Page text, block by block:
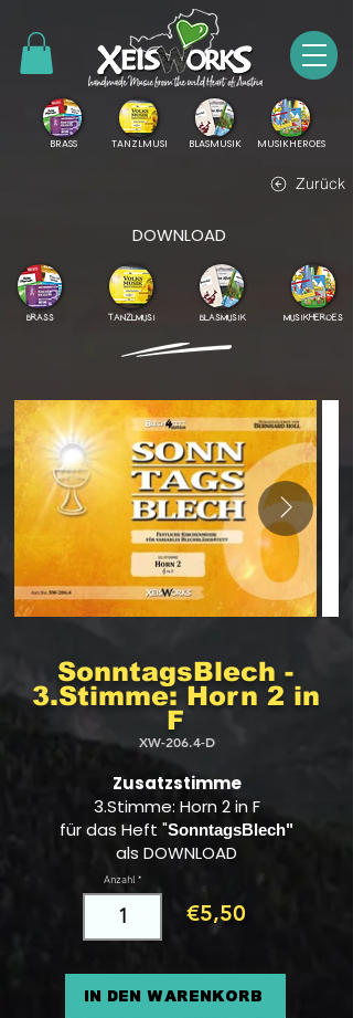
BRASS TANZLMUSI BLASMUSIK MUSIKHEROES
Zurück
DOWNLOAD
BRASS TANZLMUSI BLASMUSIK MUSIKHEROES
SonntagsBlech -
3.Stimme: Horn 2 in
F
XW-206.4-D
Zusatzstimme
3.Stimme: Horn 2 in F
für das Heft "SonntagsBlech"
als DOWNLOAD
Anzahl
€5,50
In den Warenkorb